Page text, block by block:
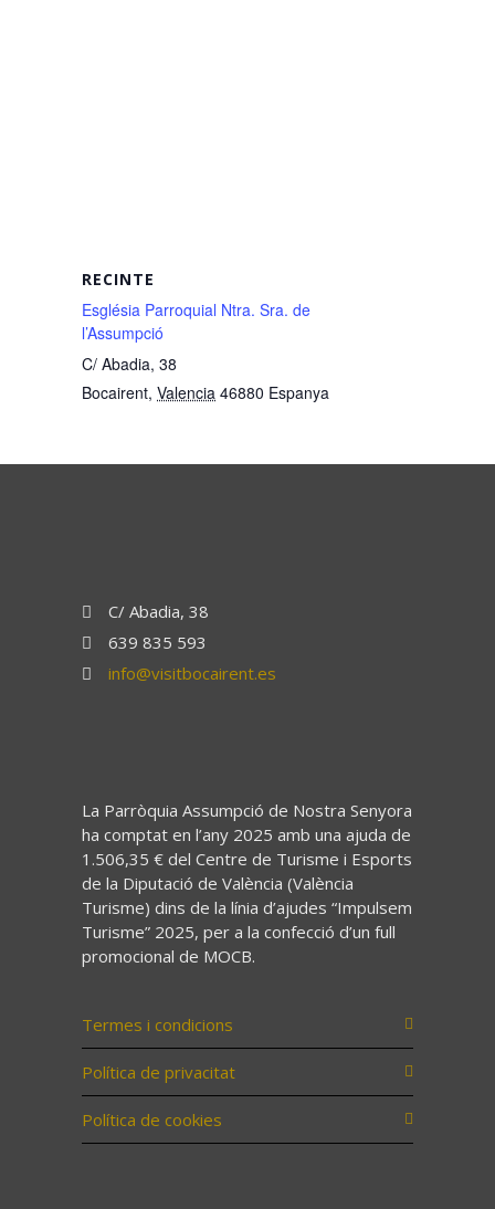
RECINTE
Església Parroquial Ntra. Sra. de
l’Assumpció
C/ Abadia, 38
Bocairent, Valencia 46880 Espanya
C/ Abadia, 38
639 835 593
info@visitbocairent.es
La Parròquia Assumpció de Nostra Senyora
ha comptat en l’any 2025 amb una ajuda de
1.506,35 € del Centre de Turisme i Esports
de la Diputació de València (València
Turisme) dins de la línia d’ajudes “Impulsem
Turisme” 2025, per a la confecció d’un full
promocional de MOCB.
Termes i condicions
Política de privacitat
Política de cookies